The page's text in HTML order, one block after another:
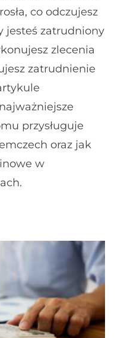
co odczujesz
jesteś zatrudniony
zlecenia
zatrudnienie
przysługuje
oraz jak
w